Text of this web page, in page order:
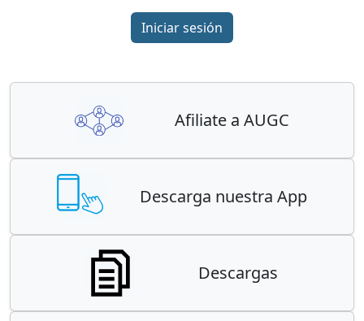
Iniciar sesión
Afiliate a AUGC
Descarga nuestra App
Descargas